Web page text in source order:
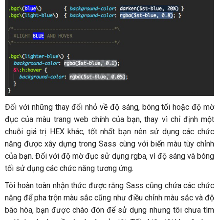
Đối với những thay đổi nhỏ về độ sáng, bóng tối hoặc độ mờ
đục của màu trang web chính của bạn, thay vì chỉ định một
chuỗi giá trị HEX khác, tốt nhất bạn nên sử dụng các chức
năng được xây dựng trong Sass cùng với biến màu tùy chỉnh
của bạn. Đối với độ mờ đục sử dụng rgba, vì độ sáng và bóng
tối sử dụng các chức năng tương ứng.
Tôi hoàn toàn nhận thức được rằng Sass cũng chứa các chức
năng để pha trộn màu sắc cũng như điều chỉnh màu sắc và độ
bão hòa, bạn được chào đón để sử dụng nhưng tôi chưa tìm